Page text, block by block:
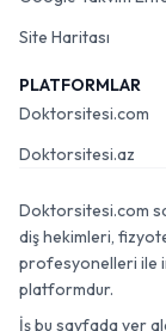
Site Haritası
PLATFORMLAR
Doktorsitesi.com
Doktorsitesi.az
Doktorsitesi.com
diş hekimleri,
profesyonelleri ile
platformdur.
İş bu sayfada yer